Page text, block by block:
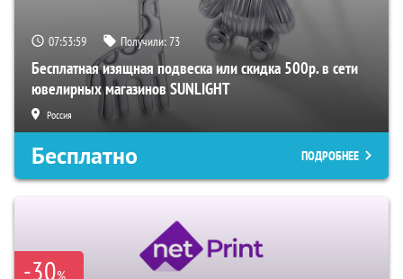
07:53:58 Получили:73
Бесплатная изящная подвеска или скидка 500р. в сети
ювелирных магазинов SUNLIGHT
Россия
Бесплатно ПОДРОБНЕЕ
-30%